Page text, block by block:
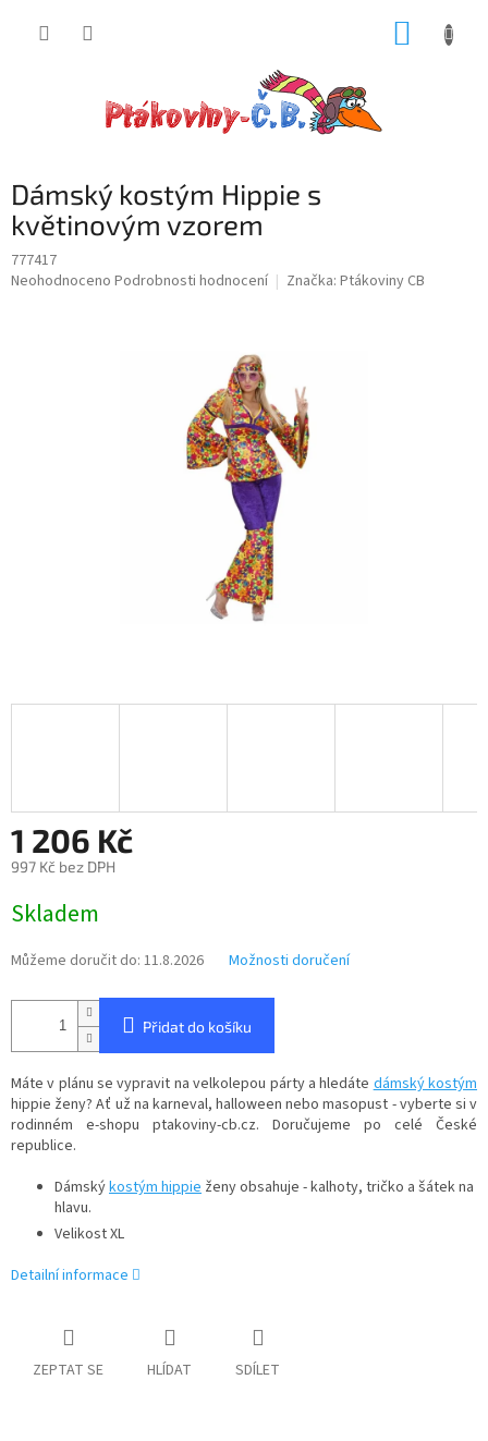
Dámský kostým Hippie s
květinovým vzorem
777417
Průměrné
Neohodnoceno Podrobnosti hodnocení Značka: Ptákoviny CB
1 206 Kč
997 Kč bez DPH
cena:
Skladem
Můžeme doručit do: 11.8.2026 Možnosti doručení
Přidat do košíku
Máte v plánu se vypravit na velkolepou párty a hledátedámský kostým
hippie ženy? Ať už na karneval, halloween nebo masopust - vyberte si v
rodinném e-shopu ptakoviny-cb.cz. Doručujeme po celé České
republice.
Dámskýkostým hippie ženy obsahuje - kalhoty, tričko a šátek na
hlavu.
Velikost XL
Detailní informace
ZEPTAT SE HLÍDAT SDÍLET